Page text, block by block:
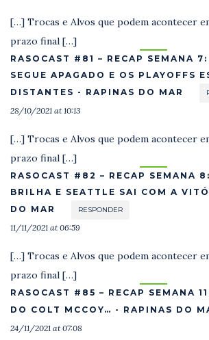
[…] Trocas e Alvos que podem acontecer
prazo final […]
RASOCAST #81 – RECAP SEMANA
SEGUE APAGADO E OS PLAYOFFS
DISTANTES - RAPINAS DO MAR
28/10/2021 at 10:13
[…] Trocas e Alvos que podem acontecer
prazo final […]
RASOCAST #82 – RECAP SEMANA
BRILHA E SEATTLE SAI COM A
DO MAR
RESPONDER
11/11/2021 at 06:59
[…] Trocas e Alvos que podem acontecer
prazo final […]
RASOCAST #85 – RECAP SEMANA
DO COLT MCCOY… - RAPINAS DO
24/11/2021 at 07:08